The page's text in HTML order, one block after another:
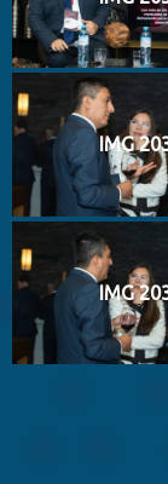
IMG
IMG